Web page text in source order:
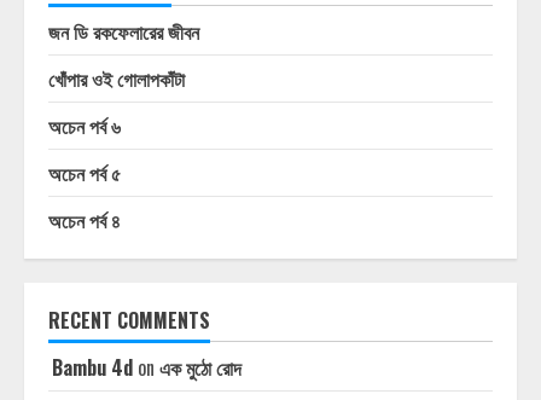
জন ডি রকফেলারের জীবন
খোঁপার ওই গোলাপকাঁটা
অচেন পর্ব ৬
অচেন পর্ব ৫
অচেন পর্ব ৪
RECENT COMMENTS
Bambu 4d on এক মুঠো রোদ